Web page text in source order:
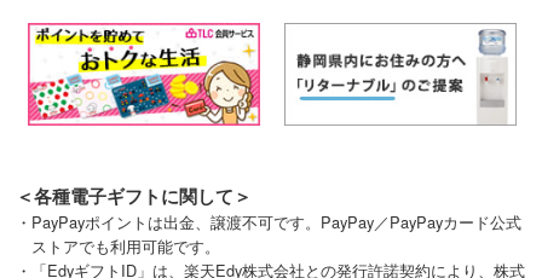
＜各種電子ギフトに関して＞
・PayPayポイントは出金、譲渡不可です。PayPay／PayPayカード公式
ストアでも利用可能です。
・「EdyギフトID」は、楽天Edy株式会社との発行許諾契約により、株式